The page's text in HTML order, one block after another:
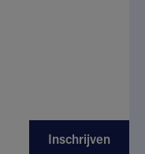
Inschrijven